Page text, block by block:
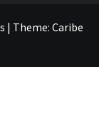
| Theme: Caribe